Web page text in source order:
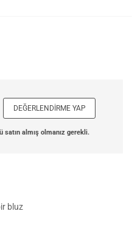
DEĞERLENDIRME YAP
almış olmanız gerekli.
bluz